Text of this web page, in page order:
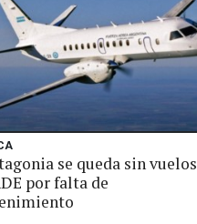
se queda sin vuelos
por falta de